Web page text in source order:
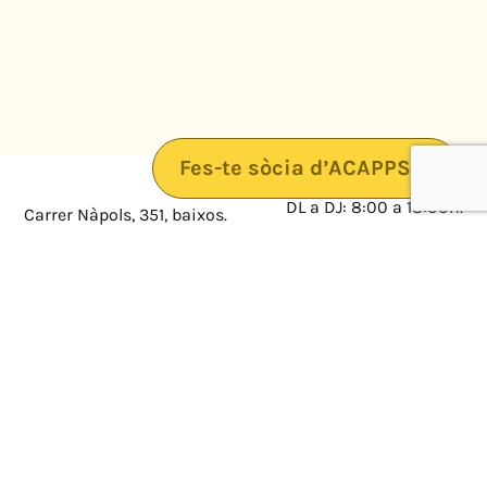
Fes-te sòcia d’ACAPPS
Carrer Nàpols, 351, baixos.
08025 · Barcelona
DL a DJ: 8:00 a 18:00h.